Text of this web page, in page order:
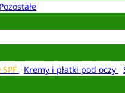
Pozostałe
Kremy i płatki pod oczy